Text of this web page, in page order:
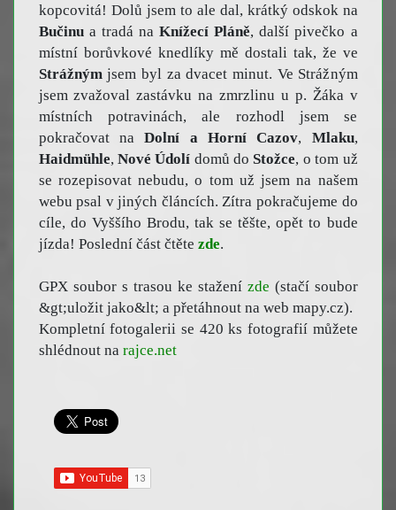
kopcovitá! Dolů jsem to ale dal, krátký odskok na
Bučinua tradá na Knížecí Pláně, další pivečko a
místní borůvkové knedlíky mě dostali tak, že ve
Strážným jsem byl za dvacet minut. Ve Strážným
jsem zvažoval zastávku na zmrzlinu u p. Žáka v
místních potravinách, ale rozhodl jsem se
pokračovat naDolní a Horní Cazov, Mlaku,
Haidmühle, Nové Údolí domů do Stožce, o tom už
se rozepisovat nebudu, o tom už jsem na našem
webu psal v jiných článcích. Zítra pokračujeme do
cíle, do Vyššího Brodu, tak se těšte, opět to bude
jízda! Poslední část čtěte zde.
GPX soubor s trasou ke stažení zde (stačí soubor
&gt;uložit jako&lt; a přetáhnout na web mapy.cz).
Kompletní fotogalerii se 420 ks fotografií můžete
shlédnout na rajce.net